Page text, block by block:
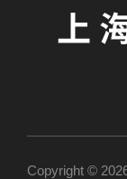
Copyright ©